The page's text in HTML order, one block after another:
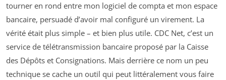
tourner en rond entre mon logiciel de compta et mon espace
bancaire, persuadé d’avoir mal configuré un virement. La
vérité était plus simple – et bien plus utile. CDC Net, c’est un
service de télétransmission bancaire proposé par la Caisse
des Dépôts et Consignations. Mais derrière ce nom un peu
technique se cache un outil qui peut littéralement vous faire